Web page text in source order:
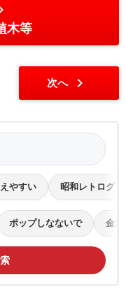
木等
次へ chevron_right
やすい 昭和レトログ
ポップしなないで 金沢